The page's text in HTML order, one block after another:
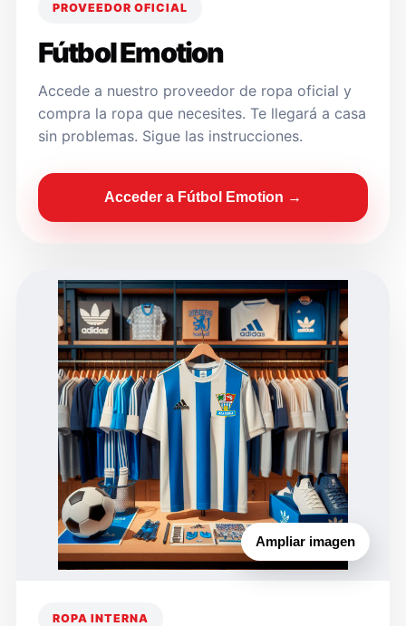
PROVEEDOR OFICIAL
Fútbol Emotion
Accede a nuestro proveedor de ropa oficial y
compra la ropa que necesites. Te llegará a casa
sin problemas. Sigue las instrucciones.
Acceder a Fútbol Emotion →
Ampliar imagen
ROPA INTERNA